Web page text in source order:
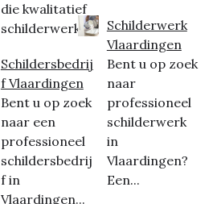
die kwalitatief
schilderwerk...
Schildersbedrij
f Vlaardingen
Bent u op zoek
naar een
professioneel
schildersbedrij
f in
Vlaardingen...
Schilderwerk
Vlaardingen
Bent u op zoek
naar
professioneel
schilderwerk
in
Vlaardingen?
Een...